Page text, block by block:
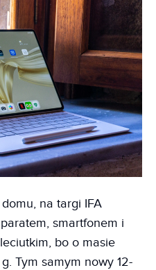
na targi IFA
smartfonem i
bo o masie
Tym samym nowy 12-